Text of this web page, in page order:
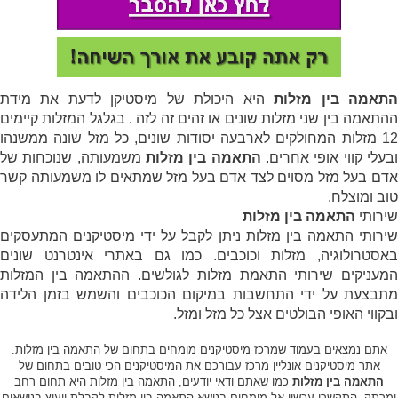
התאמה בין מזלותהיא היכולת של מיסטיקן לדעת את מידת
ההתאמה בין שני מזלות שונים או זהים זה לזה . בגלגל המזלות קיימים
12 מזלות המחולקים לארבעה יסודות שונים, כל מזל שונה ממשנהו
ובעלי קווי אופי אחרים. התאמה בין מזלות משמעותה, שנוכחות של
אדם בעל מזל מסוים לצד אדם בעל מזל שמתאים לו משמעותה קשר
טוב ומוצלח.
שירותי התאמה בין מזלות
שירותי התאמה בין מזלות ניתן לקבל על ידי מיסטיקנים המתעסקים
באסטרולוגיה, מזלות וכוכבים. כמו גם באתרי אינטרנט שונים
המעניקים שירותי התאמת מזלות לגולשים. ההתאמה בין המזלות
מתבצעת על ידי התחשבות במיקום הכוכבים והשמש בזמן הלידה
ובקווי האופי הבולטים אצל כל מזל ומזל.
אתם נמצאים בעמוד שמרכז מיסטיקנים מומחים בתחום של התאמה בין מזלות.
אתר מיסטיקנים אונליין מרכז עבורכם את המיסטיקנים הכי טובים בתחום של
התאמה בין מזלות כמו שאתם ודאי יודעים, התאמה בין מזלות היא תחום רחב